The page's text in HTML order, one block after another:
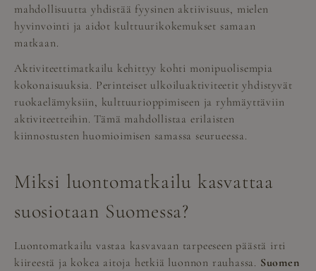
mahdollisuutta yhdistää fyysinen aktiivisuus, mielen
hyvinvointi ja aidot kulttuurikokemukset samaan
matkaan.
Aktiviteettimatkailu kehittyy kohti monipuolisempia
kokonaisuuksia. Perinteiset ulkoiluaktiviteetit yhdistyvät
ruokaelämyksiin, kulttuurioppimiseen ja ryhmäyttäviin
aktiviteetteihin. Tämä mahdollistaa erilaisten
kiinnostusten huomioimisen samassa seurueessa.
Miksi luontomatkailu kasvattaa
suosiotaan Suomessa?
Luontomatkailu vastaa kasvavaan tarpeeseen päästä irti
kiireestä ja kokea aitoja hetkiä luonnon rauhassa. Suomen